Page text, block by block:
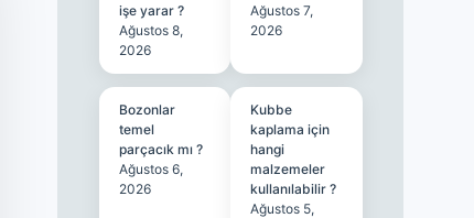
işe yarar ?
Ağustos 8,
2026
Ağustos 7,
2026
Bozonlar
temel
parçacık mı ?
Ağustos 6,
2026
Kubbe
kaplama için
hangi
malzemeler
kullanılabilir ?
Ağustos 5,